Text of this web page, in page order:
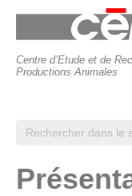
Centre d’Etude et de
Productions Animales